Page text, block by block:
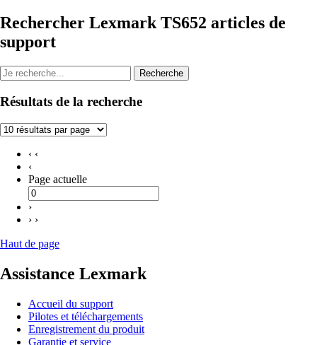
Rechercher Lexmark TS652 articles de
support
Recherche
Résultats de la recherche
‹ ‹
‹
Page actuelle
›
› ›
Haut de page
Assistance Lexmark
Accueil du support
Pilotes et téléchargements
Enregistrement du produit
Garantie et service